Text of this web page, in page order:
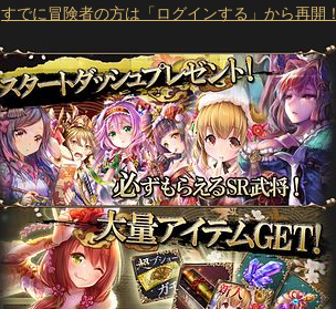
すでに冒険者の方は「ログインする」から再開！